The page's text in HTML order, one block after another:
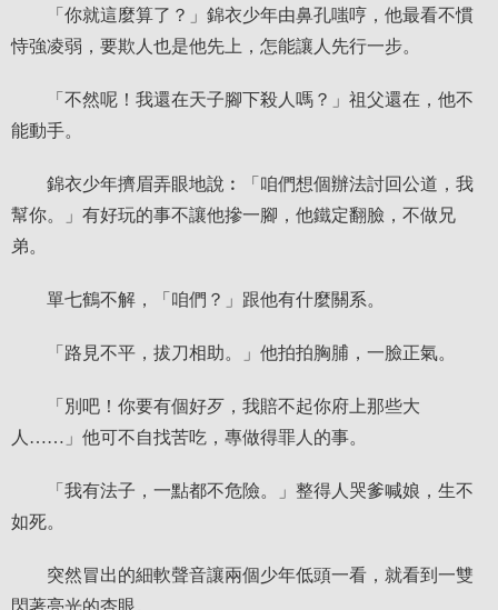
「你就這麼算了？」錦衣少年由鼻孔嗤哼，他最看不慣
恃強凌弱，要欺人也是他先上，怎能讓人先行一步。
「不然呢！我還在天子腳下殺人嗎？」祖父還在，他不
能動手。
錦衣少年擠眉弄眼地說︰「咱們想個辦法討回公道，我
幫你。」有好玩的事不讓他摻一腳，他鐵定翻臉，不做兄
弟。
單七鶴不解，「咱們？」跟他有什麼關系。
「路見不平，拔刀相助。」他拍拍胸脯，一臉正氣。
「別吧！你要有個好歹，我賠不起你府上那些大
人……」他可不自找苦吃，專做得罪人的事。
「我有法子，一點都不危險。」整得人哭爹喊娘，生不
如死。
突然冒出的細軟聲音讓兩個少年低頭一看，就看到一雙
閃著亮光的杏眼。